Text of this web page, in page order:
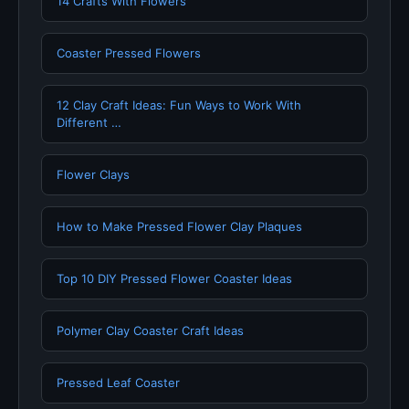
Coaster Pressed Flowers
12 Clay Craft Ideas: Fun Ways to Work With
Different …
Flower Clays
How to Make Pressed Flower Clay Plaques
Top 10 DIY Pressed Flower Coaster Ideas
Polymer Clay Coaster Craft Ideas
Pressed Leaf Coaster